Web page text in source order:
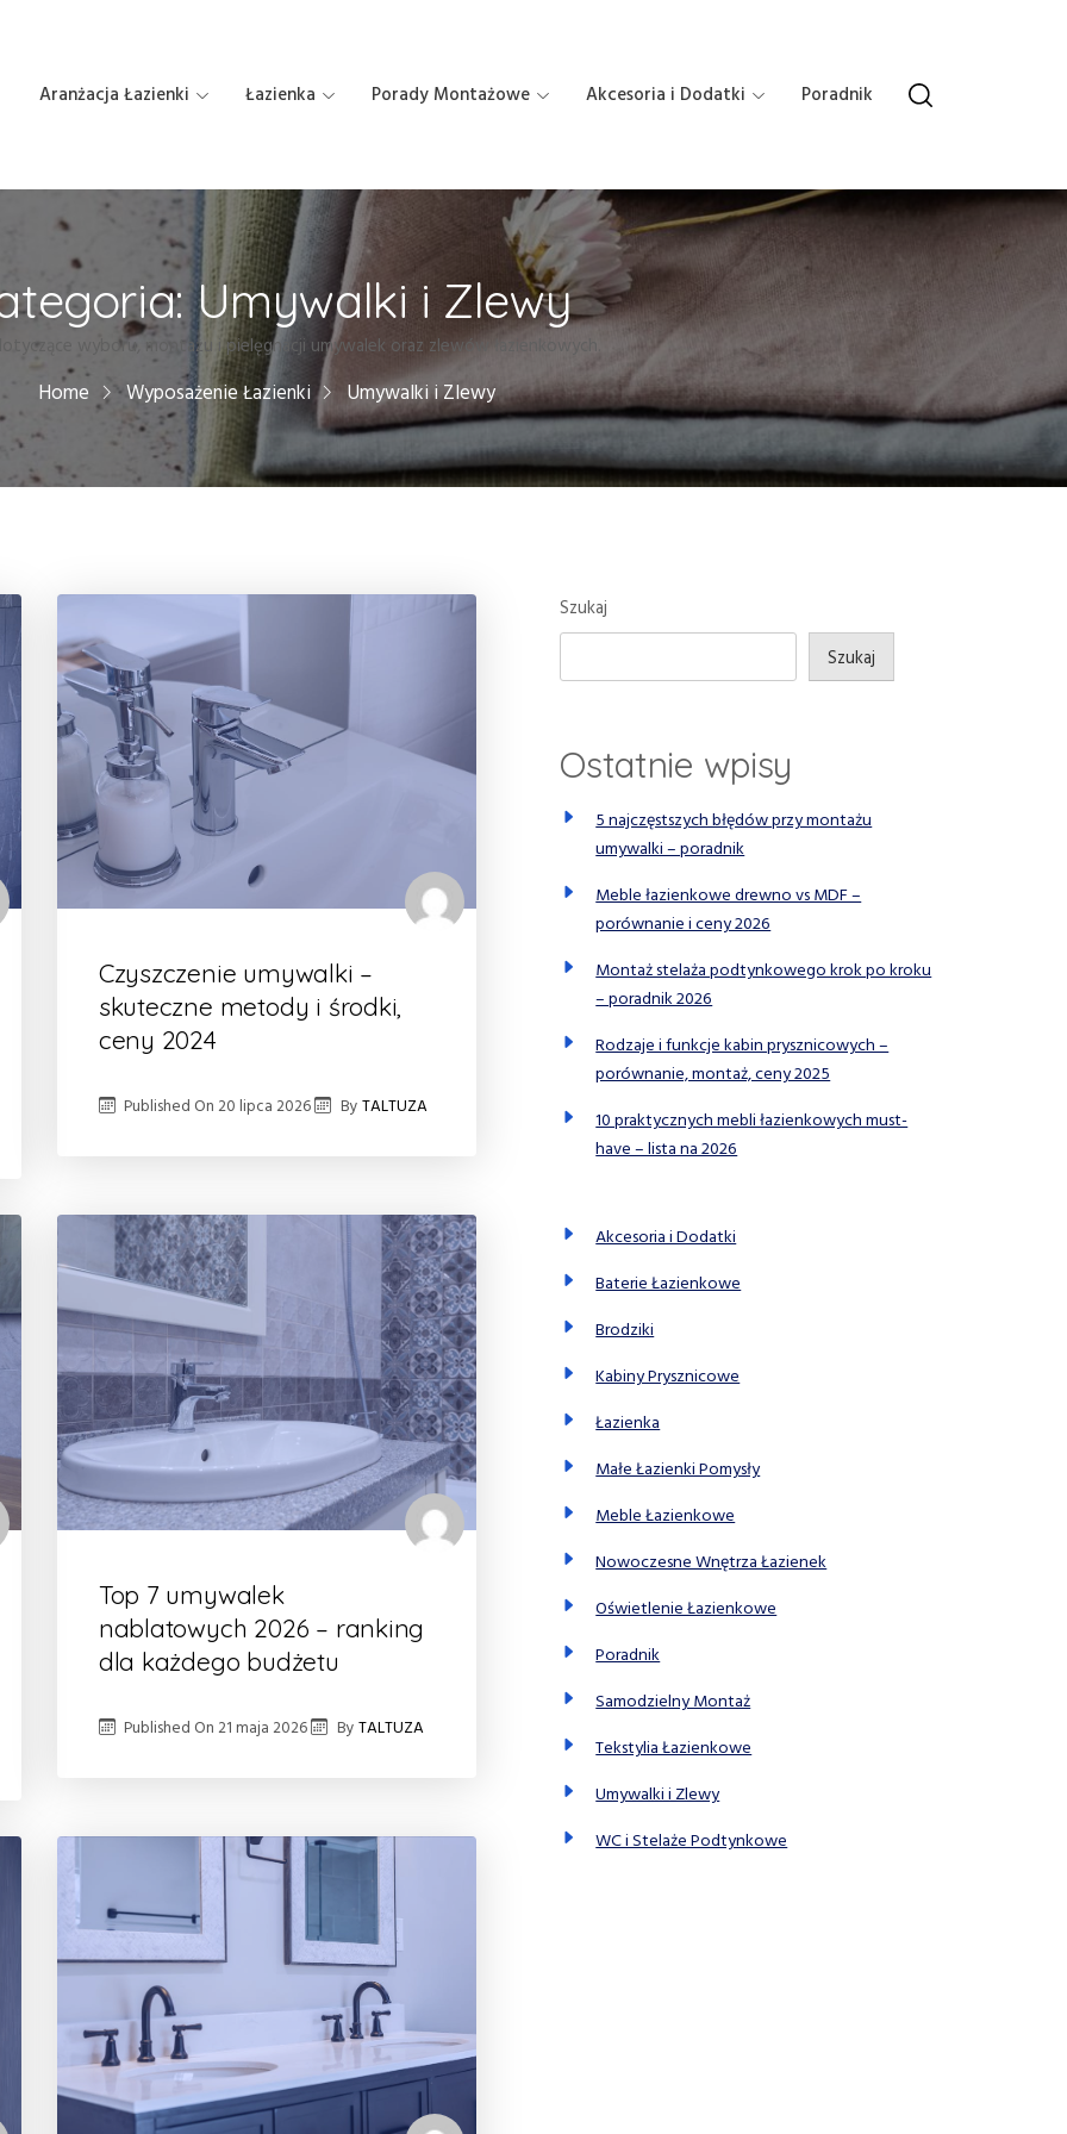
Aranżacja Łazienki Łazienka Porady Montażowe Akcesoria i Dodatki Poradnik
Umywalki i Zlewy
wyboru, montażu i pielęgnacji umywalek oraz zlewów łazienkowych.
Home Wyposażenie Łazienki Umywalki i Zlewy
Czyszczenie umywalki –
skuteczne metody i środki,
ceny 2024
Published On20 lipca 2026 ByTALTUZA
Top 7 umywalek
nablatowych 2026 – ranking
dla każdego budżetu
Published On21 maja 2026 ByTALTUZA
Szukaj
Szukaj
Ostatnie wpisy
5 najczęstszych błędów przy montażu
umywalki – poradnik
Meble łazienkowe drewno vs MDF –
porównanie i ceny 2026
Montaż stelaża podtynkowego krok po kroku
– poradnik 2026
Rodzaje i funkcje kabin prysznicowych –
porównanie, montaż, ceny 2025
10 praktycznych mebli łazienkowych must-
have – lista na 2026
Akcesoria i Dodatki
Baterie Łazienkowe
Brodziki
Kabiny Prysznicowe
Łazienka
Małe Łazienki Pomysły
Meble Łazienkowe
Nowoczesne Wnętrza Łazienek
Oświetlenie Łazienkowe
Poradnik
Samodzielny Montaż
Tekstylia Łazienkowe
Umywalki i Zlewy
WC i Stelaże Podtynkowe